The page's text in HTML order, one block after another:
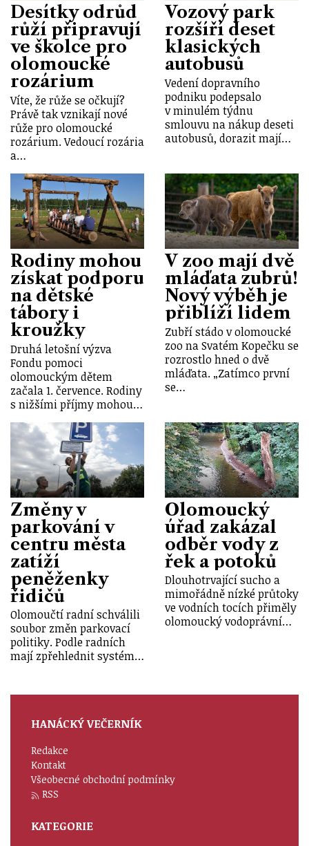
Desítky odrůd
růží připravují
ve školce pro
olomoucké
rozárium
Víte, že růže se očkují?
Právě tak vznikají nové
růže pro olomoucké
rozárium. Vedoucí rozária
a…
Vozový park
rozšíří deset
klasických
autobusů
Vedení dopravního
podniku podepsalo
v minulém týdnu
smlouvu na nákup deseti
autobusů, dorazit mají…
Rodiny mohou
získat podporu
na dětské
tábory i
kroužky
Druhá letošní výzva
Fondu pomoci
olomouckým dětem
začala 1. července. Rodiny
s nižšími příjmy mohou…
V zoo mají dvě
mláďata zubrů!
Nový výběh je
přiblíží lidem
Zubří stádo v olomoucké
zoo na Svatém Kopečku se
rozrostlo hned o dvě
mláďata. „Zatímco první
se…
Změny v
parkování v
centru města
zatíží
peněženky
řidičů
Olomoučtí radní schválili
soubor změn parkovací
politiky. Podle radních
mají zpřehlednit systém…
Olomoucký
úřad zakázal
odběr vody z
řek a potoků
Dlouhotrvající sucho a
mimořádně nízké průtoky
ve vodních tocích přiměly
olomoucký vodoprávní…
HANÁCKÝ VEČERNÍK
Redakce
Kontakt
Všeobecné obchodní podmínky
RSS
KATEGORIE